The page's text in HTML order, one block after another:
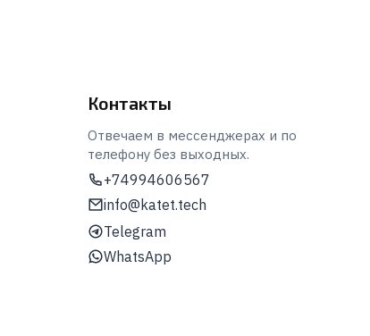
Контакты
Отвечаем в мессенджерах и по
телефону без выходных.
+74994606567
info@katet.tech
Telegram
WhatsApp